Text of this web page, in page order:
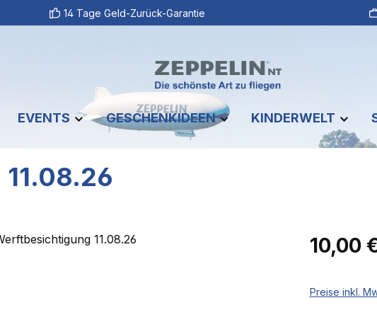
14 Tage Geld-Zurück-Garantie
EVENTS GESCHENKIDEEN KINDERWELT
Regulärer
10,00
Preise inkl.